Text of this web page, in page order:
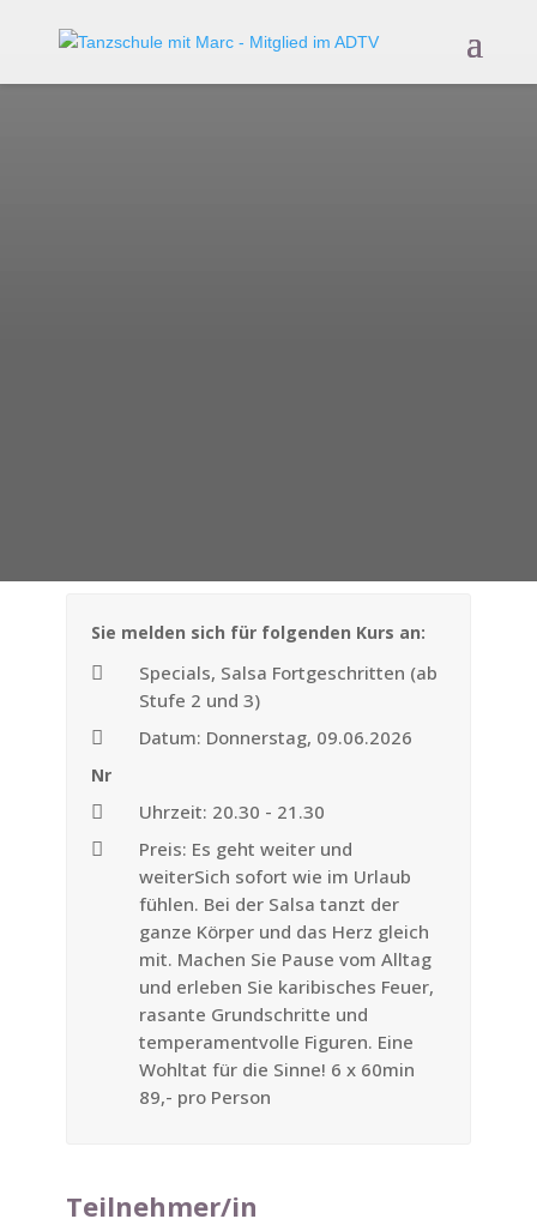
Sie melden sich für folgenden Kurs an:
Specials, Salsa Fortgeschritten (ab
Stufe 2 und 3)
Datum: Donnerstag, 09.06.2026
Nr
Uhrzeit: 20.30 - 21.30
Preis: Es geht weiter und
weiterSich sofort wie im Urlaub
fühlen. Bei der Salsa tanzt der
ganze Körper und das Herz gleich
mit. Machen Sie Pause vom Alltag
und erleben Sie karibisches Feuer,
rasante Grundschritte und
temperamentvolle Figuren. Eine
Wohltat für die Sinne! 6 x 60min
89,- pro Person
Teilnehmer/in